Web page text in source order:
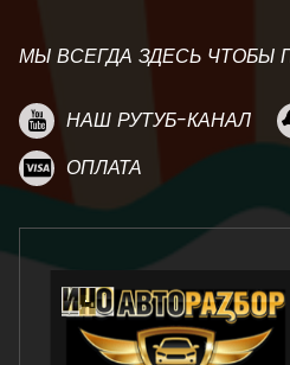
МЫ ВСЕГДА ЗДЕСЬ ЧТОБЫ
НАШ РУТУБ-КАНАЛ
ОПЛАТА